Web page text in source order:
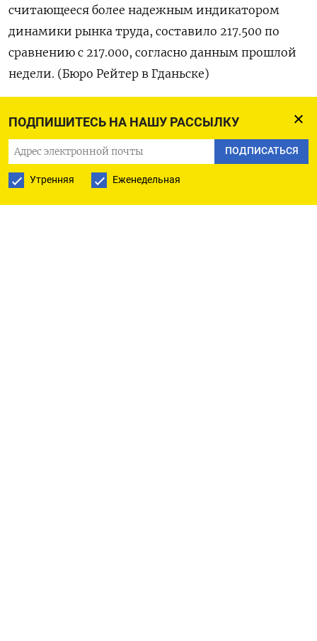
ПОДПИШИТЕСЬ НА НАШУ РАССЫЛКУ
ПОДПИСАТЬСЯ
Утренняя Еженедельная
считающееся более надежным индикатором
динамики рынка труда, составило 217.500 по
сравнению с 217.000, согласно данным прошлой
недели. (Бюро Рейтер в Гданьске)
ПОДПИСАТЬСЯ НА ТЕЛЕГРАМ
ПОДПИСАТЬСЯ В GOOGLE